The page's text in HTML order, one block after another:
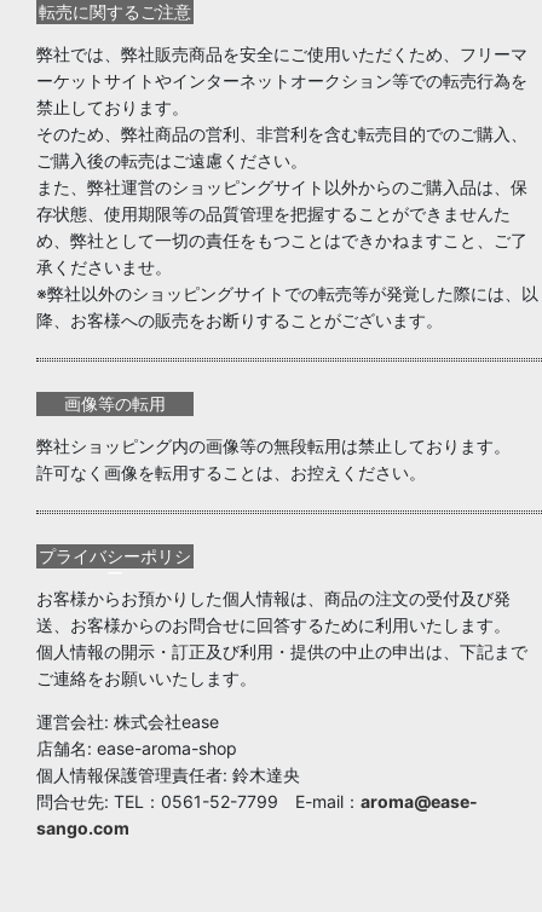
転売に関するご注意
弊社では、弊社販売商品を安全にご使用いただくため、フリーマ
ーケットサイトやインターネットオークション等での転売行為を
禁止しております。
そのため、弊社商品の営利、非営利を含む転売目的でのご購入、
ご購入後の転売はご遠慮ください。
また、弊社運営のショッピングサイト以外からのご購入品は、保
存状態、使用期限等の品質管理を把握することができませんた
め、弊社として一切の責任をもつことはできかねますこと、ご了
承くださいませ。
※弊社以外のショッピングサイトでの転売等が発覚した際には、以
降、お客様への販売をお断りすることがございます。
画像等の転用
弊社ショッピング内の画像等の無段転用は禁止しております。
許可なく画像を転用することは、お控えください。
プライバシーポリシ
ー
お客様からお預かりした個人情報は、商品の注文の受付及び発
送、お客様からのお問合せに回答するために利用いたします。
個人情報の開示・訂正及び利用・提供の中止の申出は、下記まで
ご連絡をお願いいたします。
運営会社: 株式会社ease
店舗名: ease-aroma-shop
個人情報保護管理責任者: 鈴木達央
問合せ先: TEL：0561-52-7799 E-mail： aroma@ease-
sango.com